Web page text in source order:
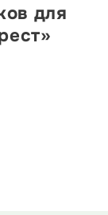
для